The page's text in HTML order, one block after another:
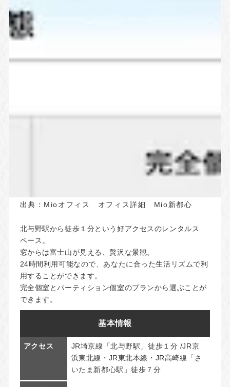
出典： Mioオフィス オフィス詳細 Mio新都心
北与野駅から徒歩１分という好アクセスのレンタルス
ペース。
窓からは富士山が見える、贅沢な景観。
24時間利用可能なので、あなたに合った生活リズムで利
用することができます。
完全個室とパーティション個室のプランから選ぶことが
できます。
基本情報
アクセス
JR埼京線「北与野駅」徒歩１分 /JR京
浜東北線・JR東北本線・JR高崎線「さ
いたま新都心駅」徒歩７分